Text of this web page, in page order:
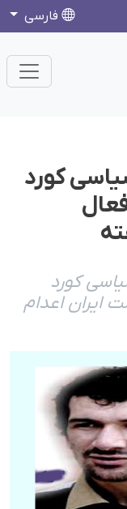
فارسی
کورد
کورد
ایران اعدام